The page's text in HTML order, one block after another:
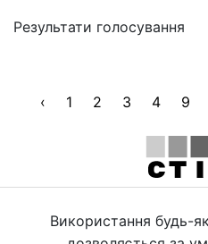
Результати голосування
‹ 1 2 3 4 9
Використання будь-